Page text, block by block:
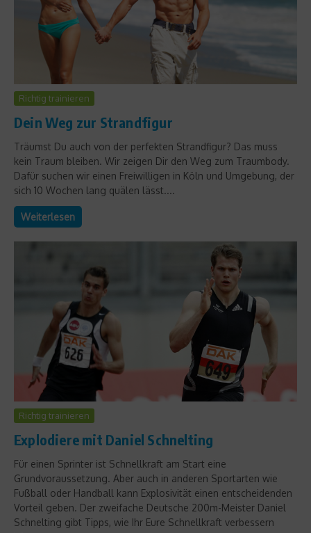
Richtig trainieren
Dein Weg zur Strandfigur
Träumst Du auch von der perfekten Strandfigur? Das muss
kein Traum bleiben. Wir zeigen Dir den Weg zum Traumbody.
Dafür suchen wir einen Freiwilligen in Köln und Umgebung, der
sich 10 Wochen lang quälen lässt....
Weiterlesen
Richtig trainieren
Explodiere mit Daniel Schnelting
Für einen Sprinter ist Schnellkraft am Start eine
Grundvoraussetzung. Aber auch in anderen Sportarten wie
Fußball oder Handball kann Explosivität einen entscheidenden
Vorteil geben. Der zweifache Deutsche 200m-Meister Daniel
Schnelting gibt Tipps, wie Ihr Eure Schnellkraft verbessern